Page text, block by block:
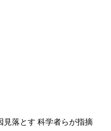
見落とす 科学者らが指摘